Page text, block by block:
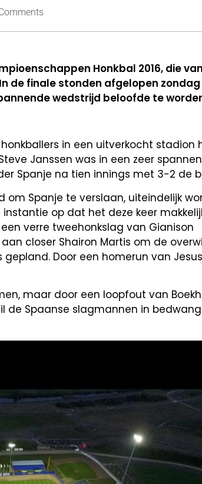
Honkbal 2016, die
de finale stonden afgelopen zondag
wedstrijd beloofde te
in een uitverkocht stadion
Janssen was in een zeer
Spanje na tien innings met 3-2 de
Spanje te verslaan, uiteindelijk
op dat het deze keer
verre tweehonkslag van Gianison
closer Shairon Martis om de
Door een homerun van
maar door een loopfout van
de Spaanse slagmannen in